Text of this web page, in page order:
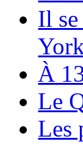
Il
À
Le
Les